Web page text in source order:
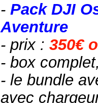
-Pack DJI
Aventure
- prix :350€
- box
- le bundle
avec